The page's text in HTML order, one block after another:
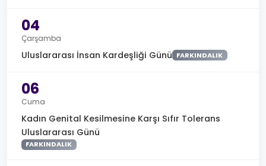
04
Çarşamba
Uluslararası İnsan Kardeşliği Günü FARKINDALIK
06
Cuma
Kadın Genital Kesilmesine Karşı Sıfır Tolerans
Uluslararası Günü
FARKINDALIK